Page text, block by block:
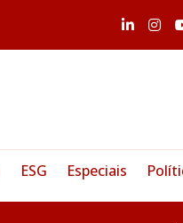
ESG Especiais